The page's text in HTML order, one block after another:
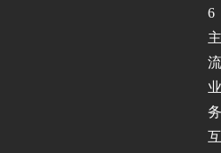
6
主
流
业
务
互